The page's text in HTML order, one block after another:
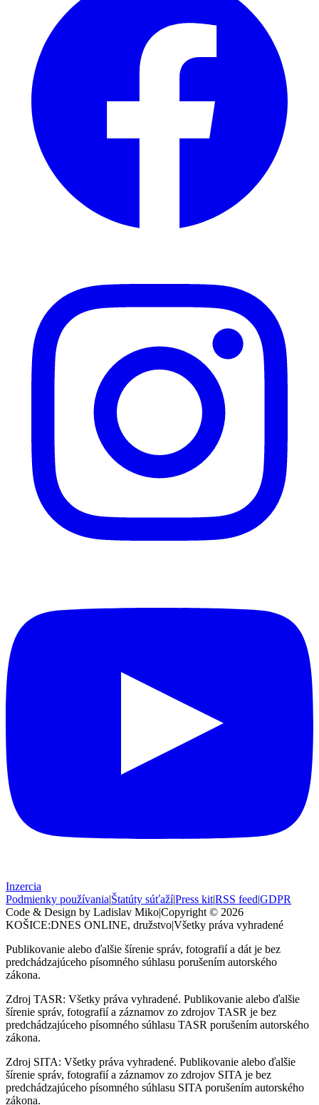
Inzercia
Podmienky používania|Štatúty súťaží|Press kit|RSS feed|GDPR
Code & Design by Ladislav Miko|Copyright © 2026
KOŠICE:DNES ONLINE, družstvo|Všetky práva vyhradené
Publikovanie alebo ďalšie šírenie správ, fotografií a dát je bez
predchádzajúceho písomného súhlasu porušením autorského
zákona.
Zdroj TASR: Všetky práva vyhradené. Publikovanie alebo ďalšie
šírenie správ, fotografií a záznamov zo zdrojov TASR je bez
predchádzajúceho písomného súhlasu TASR porušením autorského
zákona.
Zdroj SITA: Všetky práva vyhradené. Publikovanie alebo ďalšie
šírenie správ, fotografií a záznamov zo zdrojov SITA je bez
predchádzajúceho písomného súhlasu SITA porušením autorského
zákona.